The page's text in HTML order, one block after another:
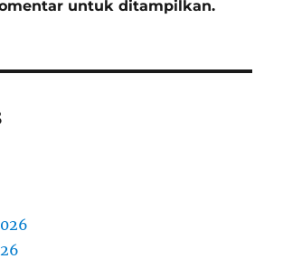
untuk ditampilkan.